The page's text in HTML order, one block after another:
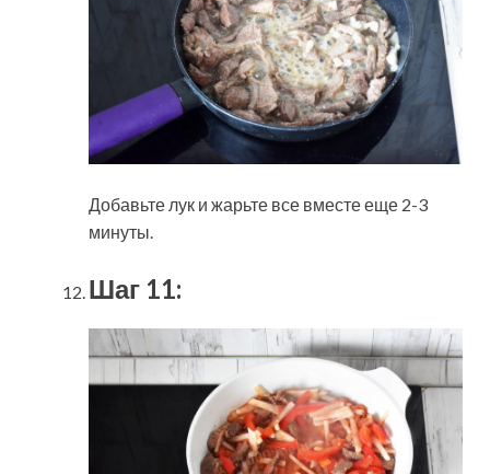
Добавьте лук и жарьте все вместе еще 2-3
минуты.
Шаг 11: